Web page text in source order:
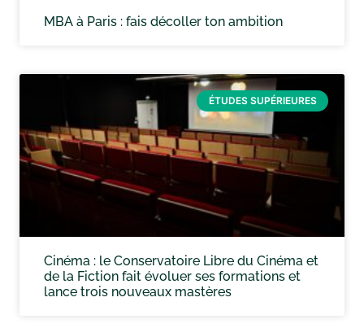
MBA à Paris : fais décoller ton ambition
ÉTUDES SUPÉRIEURES
Cinéma : le Conservatoire Libre du Cinéma et
de la Fiction fait évoluer ses formations et
lance trois nouveaux mastères